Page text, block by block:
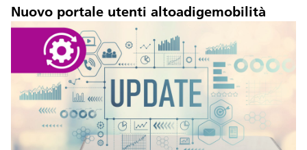
Nuovo portale utenti altoadigemobilità